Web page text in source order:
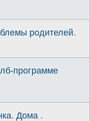
родителей.
программе
Дома .